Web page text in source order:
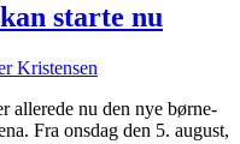
starte nu
Kristensen
allerede nu den nye børne-
Fra onsdag den 5. august,